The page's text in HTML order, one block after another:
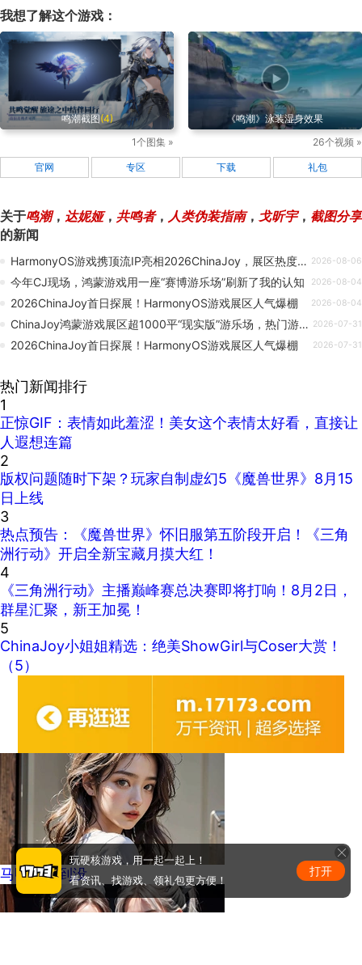
我想了解这个游戏：
鸣潮截图(4)
1个图集 »
《鸣潮》泳装湿身效果
26个视频 »
官网 专区 下载 礼包
关于鸣潮， 达妮娅， 共鸣者， 人类伪装指南，戈昕宇， 截图分享
的新闻
HarmonyOS游戏携顶流IP亮相2026ChinaJoy，展区热度持续高涨 2026-08-06
今年CJ现场，鸿蒙游戏用一座“赛博游乐场”刷新了我的认知 2026-08-04
2026ChinaJoy首日探展！HarmonyOS游戏展区人气爆棚 2026-08-04
ChinaJoy鸿蒙游戏展区超1000平“现实版”游乐场，热门游戏展台引爆期待 2026-07-31
2026ChinaJoy首日探展！HarmonyOS游戏展区人气爆棚 2026-07-31
热门新闻排行
1
正惊GIF：表情如此羞涩！美女这个表情太好看，直接让
人遐想连篇
2
版权问题随时下架？玩家自制虚幻5《魔兽世界》8月15
日上线
3
热点预告：《魔兽世界》怀旧服第五阶段开启！《三角
洲行动》开启全新宝藏月摸大红！
4
《三角洲行动》主播巅峰赛总决赛即将打响！8月2日，
群星汇聚，新王加冕！
5
ChinaJoy小姐姐精选：绝美ShowGirl与Coser大赏！
（5）
马甲线看到没
玩硬核游戏，用一起一起上！
看资讯、找游戏、领礼包更方便！
打开